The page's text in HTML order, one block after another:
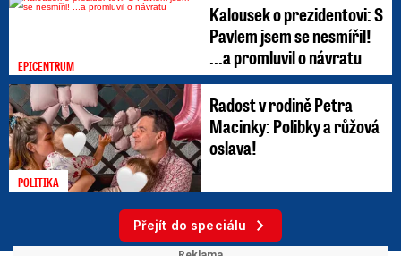
EPICENTRUM
Kalousek o prezidentovi: S
Pavlem jsem se nesmířil!
...a promluvil o návratu
POLITIKA
Radost v rodině Petra
Macinky: Polibky a růžová
oslava!
Přejít do speciálu